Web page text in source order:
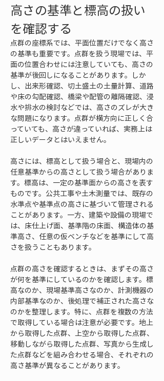
高さの基準と標高の扱い
を確認する
点群の座標系では、平面位置だけでなく高さ
の基準も重要です。点群を扱う現場では、平
面の位置合わせには注意していても、高さの
基準が後回しになることがあります。しか
し、出来形確認、切土盛土の土量計算、道路
や床の勾配確認、橋梁や配管の離隔確認、浸
水や排水の検討などでは、高さのズレが大き
な問題になります。点群が横方向に正しく合
っていても、高さが違っていれば、実務上は
正しいデータとはいえません。
高さには、標高として扱う場合と、現場内の
任意基準からの高さとして扱う場合がありま
す。標高は、一定の基準面からの高さを表す
ものです。公共工事や土木測量では、既存の
水準点や基準点の高さに基づいて管理される
ことがあります。一方、建築や設備の現場で
は、床仕上げ面、基準階の床面、構造体の基
準高さ、任意の仮ベンチなどを基準にして高
さを扱うこともあります。
点群の高さを確認するときは、まずその高さ
が何を基準にしているのかを確認します。標
高なのか、現場基準高さなのか、計測機器の
内部基準なのか、後処理で補正された高さな
のかを整理します。特に、点群を複数の方法
で取得している場合は注意が必要です。地上
から取得した点群、上空から取得した点群、
移動しながら取得した点群、写真から生成し
た点群などを組み合わせる場合、それぞれの
高さ基準が異なることがあります。